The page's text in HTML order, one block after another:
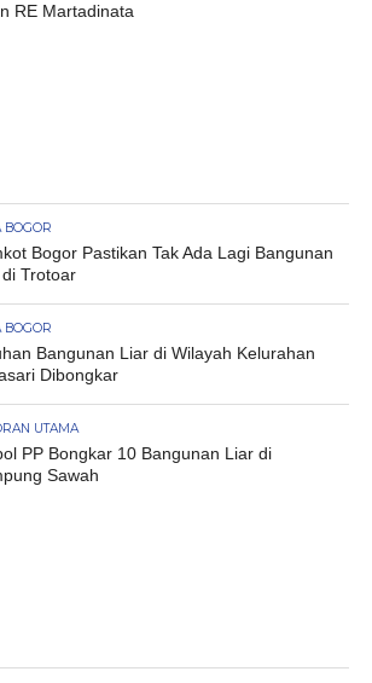
RE Martadinata
BOGOR
Bogor Pastikan Tak Ada Lagi Bangunan
Trotoar
BOGOR
Bangunan Liar di Wilayah Kelurahan
Dibongkar
UTAMA
PP Bongkar 10 Bangunan Liar di
Sawah